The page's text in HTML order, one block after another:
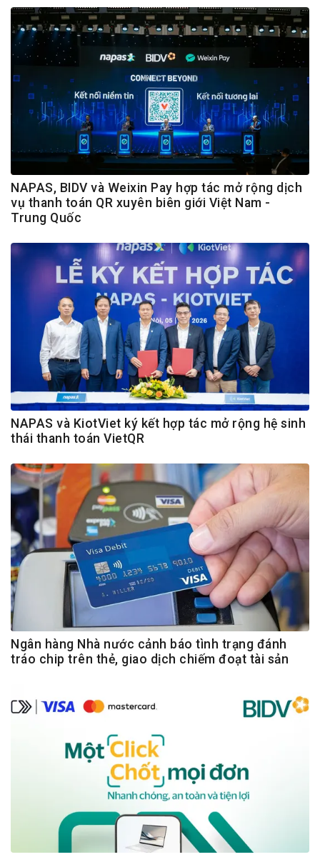
NAPAS, BIDV và Weixin Pay hợp tác mở rộng dịch
vụ thanh toán QR xuyên biên giới Việt Nam -
Trung Quốc
NAPAS và KiotViet ký kết hợp tác mở rộng hệ sinh
thái thanh toán VietQR
Ngân hàng Nhà nước cảnh báo tình trạng đánh
tráo chip trên thẻ, giao dịch chiếm đoạt tài sản